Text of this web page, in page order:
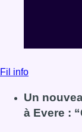
Fil info
Un
à Evere :